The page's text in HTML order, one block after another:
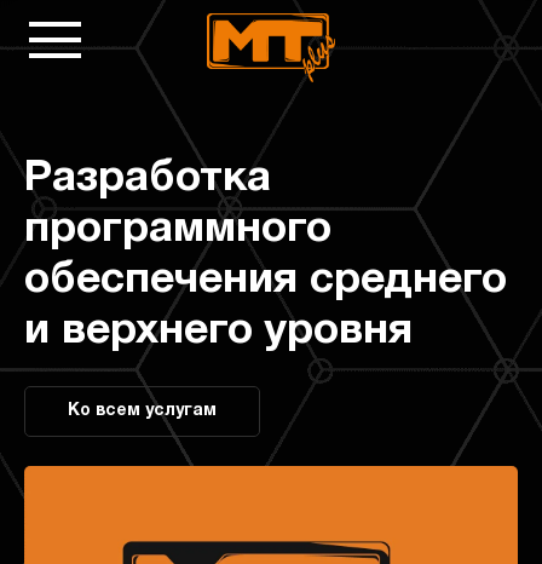
Разработка
программного
обеспечения среднего
и верхнего уровня
Ко всем услугам